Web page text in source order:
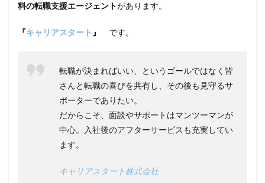
料の転職支援エージェントがあります。
『キャリアスタート 』 です。
転職が決まればいい、というゴールではなく皆
さんと転職の喜びを共有し、その後も見守るサ
ポーターでありたい。
だからこそ、面談やサポートはマンツーマンが
中心。入社後のアフターサービスも充実してい
ます。
キャリアスタート株式会社